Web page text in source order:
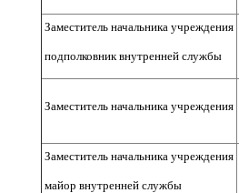
Заместитель начальника учреждения
подполковник внутренней службы
Заместитель начальника учреждения
Заместитель начальника учреждения
майор внутренней службы